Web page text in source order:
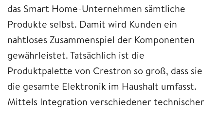
das Smart Home-Unternehmen sämtliche
Produkte selbst. Damit wird Kunden ein
nahtloses Zusammenspiel der Komponenten
gewährleistet. Tatsächlich ist die
Produktpalette von Crestron so groß, dass sie
die gesamte Elektronik im Haushalt umfasst.
Mittels Integration verschiedener technischer